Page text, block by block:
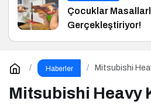
Çocuklar
Gerçekleştiriyor!
Haberler Mitsubishi
Mitsubishi Heavy